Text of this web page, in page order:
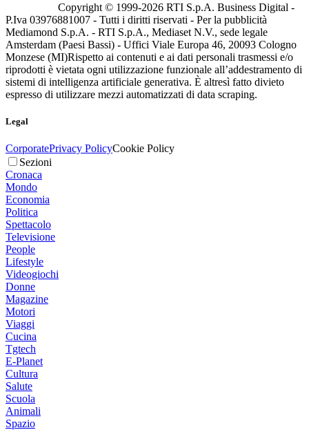
Copyright © 1999-2026 RTI S.p.A. Business Digital -
P.Iva 03976881007 - Tutti i diritti riservati - Per la pubblicità
Mediamond S.p.A. - RTI S.p.A., Mediaset N.V., sede legale
Amsterdam (Paesi Bassi) - Uffici Viale Europa 46, 20093 Cologno
Monzese (MI)Rispetto ai contenuti e ai dati personali trasmessi e/o
riprodotti è vietata ogni utilizzazione funzionale all’addestramento di
sistemi di intelligenza artificiale generativa. È altresì fatto divieto
espresso di utilizzare mezzi automatizzati di data scraping.
Legal
CorporatePrivacy PolicyCookie Policy
Sezioni
Cronaca
Mondo
Economia
Politica
Spettacolo
Televisione
People
Lifestyle
Videogiochi
Donne
Magazine
Motori
Viaggi
Cucina
Tgtech
E-Planet
Cultura
Salute
Scuola
Animali
Spazio